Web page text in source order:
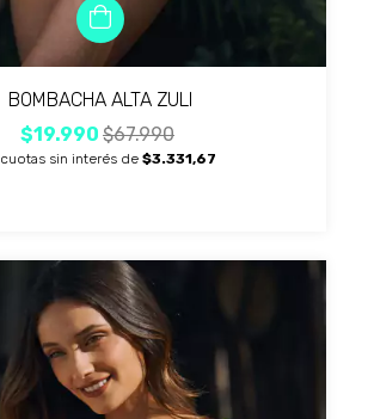
BOMBACHA ALTA ZULI
$19.990 $67.990
cuotas sin interés de $3.331,67